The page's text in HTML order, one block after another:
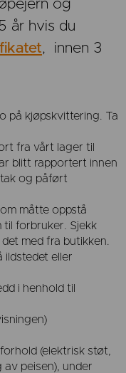
og
år hvis du
, innen 3
på kjøpskvittering. Ta
fra vårt lager til
blitt rapportert innen
og påført
måtte oppstå
til forbruker. Sjekk
med fra butikken.
ildstedet eller
i henhold til
(elektrisk støt,
av peisen), under